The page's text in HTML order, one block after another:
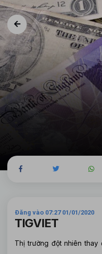
Đăng vào 07:27 01/01/2020
TIGVIET
Thị trường đột nhiên thay